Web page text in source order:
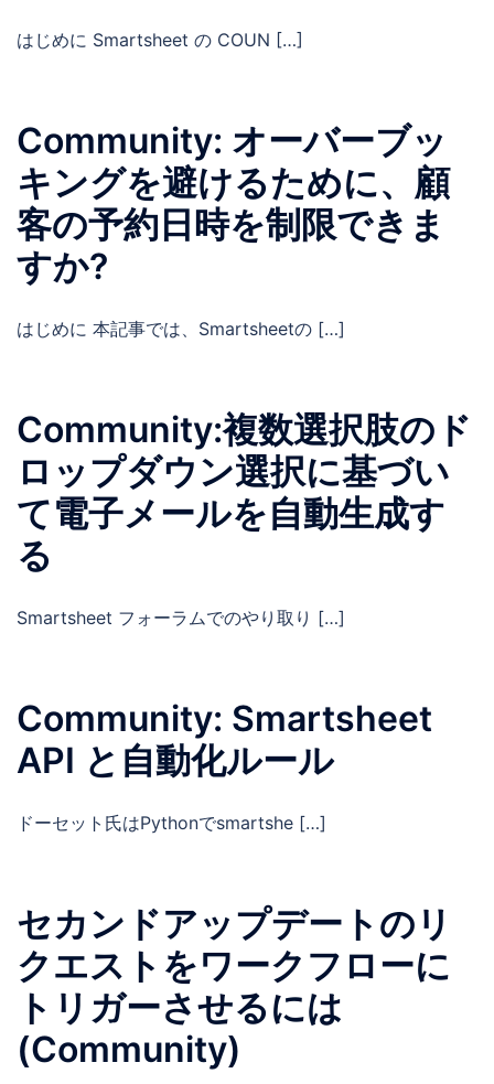
はじめに Smartsheet の COUN […]
Community: オーバーブッ
キングを避けるために、顧
客の予約日時を制限できま
すか?
はじめに 本記事では、Smartsheetの […]
Community:複数選択肢のド
ロップダウン選択に基づい
て電子メールを自動生成す
る
Smartsheet フォーラムでのやり取り […]
Community: Smartsheet
API と自動化ルール
ドーセット氏はPythonでsmartshe […]
セカンドアップデートのリ
クエストをワークフローに
トリガーさせるには
(Community)